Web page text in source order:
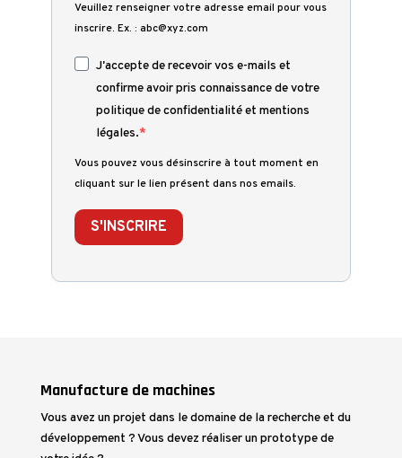
Veuillez renseigner votre adresse email pour vous
inscrire. Ex. : abc@xyz.com
J'accepte de recevoir vos e-mails et
confirme avoir pris connaissance de votre
politique de confidentialité et mentions
légales.
Vous pouvez vous désinscrire à tout moment en
cliquant sur le lien présent dans nos emails.
S'INSCRIRE
Manufacture de machines
Vous avez un projet dans le domaine de la recherche et du
développement ? Vous devez réaliser un prototype de